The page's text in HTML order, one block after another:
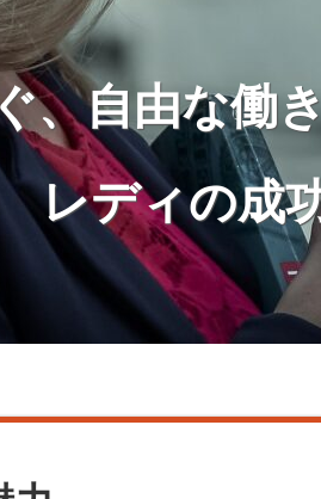
、自由な働
レディの成